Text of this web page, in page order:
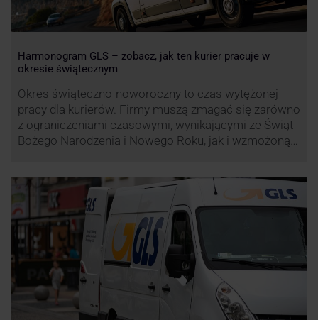
Harmonogram GLS – zobacz, jak ten kurier pracuje w
okresie świątecznym
Okres świąteczno-noworoczny to czas wytężonej
pracy dla kurierów. Firmy muszą zmagać się zarówno
z ograniczeniami czasowymi, wynikającymi ze Świąt
Bożego Narodzenia i Nowego Roku, jak i wzmożoną
firm. Zobacz harmonogram GLS na czas świąteczny!